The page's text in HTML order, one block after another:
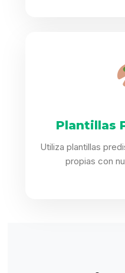
Plantillas
Utiliza plantillas
propias con